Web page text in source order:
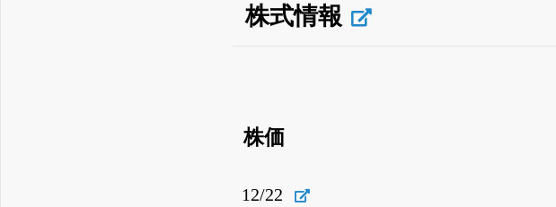
株式情報
株価
12/22